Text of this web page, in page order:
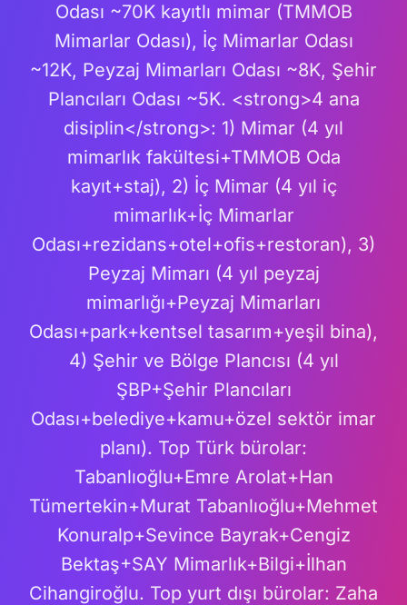
Odası ~70K kayıtlı mimar (TMMOB
Mimarlar Odası), İç Mimarlar Odası
~12K, Peyzaj Mimarları Odası ~8K, Şehir
Plancıları Odası ~5K. <strong>4 ana
disiplin</strong>: 1) Mimar (4 yıl
mimarlık fakültesi+TMMOB Oda
kayıt+staj), 2) İç Mimar (4 yıl iç
mimarlık+İç Mimarlar
Odası+rezidans+otel+ofis+restoran), 3)
Peyzaj Mimarı (4 yıl peyzaj
mimarlığı+Peyzaj Mimarları
Odası+park+kentsel tasarım+yeşil bina),
4) Şehir ve Bölge Plancısı (4 yıl
ŞBP+Şehir Plancıları
Odası+belediye+kamu+özel sektör imar
planı). Top Türk bürolar:
Tabanlıoğlu+Emre Arolat+Han
Tümertekin+Murat Tabanlıoğlu+Mehmet
Konuralp+Sevince Bayrak+Cengiz
Bektaş+SAY Mimarlık+Bilgi+İlhan
Cihangiroğlu. Top yurt dışı bürolar: Zaha